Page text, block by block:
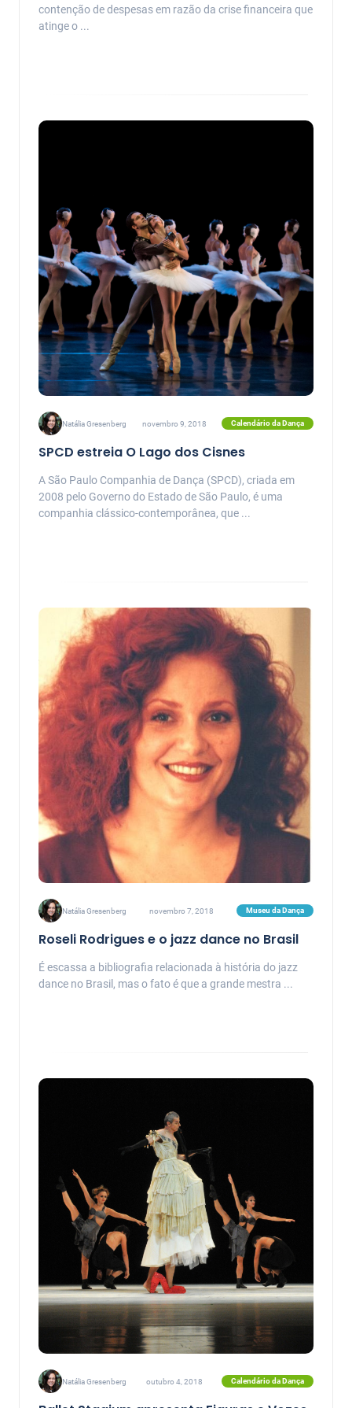
contenção de despesas em razão da crise financeira que
atinge o ...
Natália Gresenberg novembro 9, 2018 Calendário da Dança
SPCD estreia O Lago dos Cisnes
A São Paulo Companhia de Dança (SPCD), criada em
2008 pelo Governo do Estado de São Paulo, é uma
companhia clássico-contemporânea, que ...
Natália Gresenberg novembro 7, 2018 Museu da Dança
Roseli Rodrigues e o jazz dance no Brasil
É escassa a bibliografia relacionada à história do jazz
dance no Brasil, mas o fato é que a grande mestra ...
Natália Gresenberg outubro 4, 2018 Calendário da Dança